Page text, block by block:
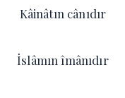
Kâinâtın cânıdır
İslâmın îmânıdır